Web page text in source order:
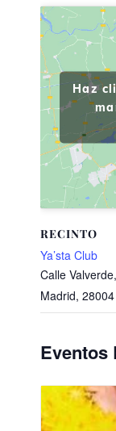
RECINTO
Ya’sta Club
Calle
Madrid, 28004
Haz
Eventos